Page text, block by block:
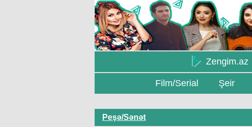
Zengim.az
Film/Serial Şeir
Peşə/Sənət